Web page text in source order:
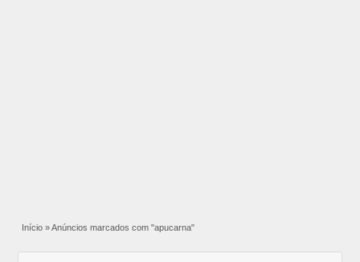
Início » Anúncios marcados com "apucarna"